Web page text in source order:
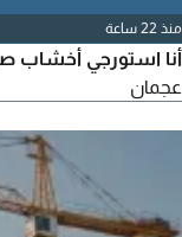
منذ 22 ساعة
أنا استورجي أخشاب
عجمان